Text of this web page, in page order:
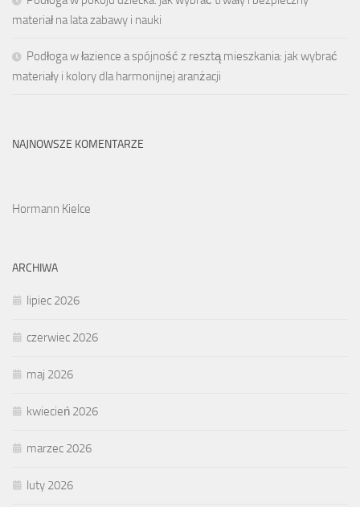
materiał na lata zabawy i nauki
Podłoga w łazience a spójność z resztą mieszkania: jak wybrać
materiały i kolory dla harmonijnej aranżacji
NAJNOWSZE KOMENTARZE
Hormann Kielce
ARCHIWA
lipiec 2026
czerwiec 2026
maj 2026
kwiecień 2026
marzec 2026
luty 2026